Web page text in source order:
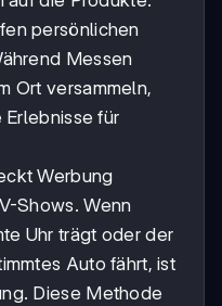
persönlichen
Messen
Ort versammeln,
für
Werbung
Shows. Wenn
Uhr trägt oder der
Auto fährt, ist
Diese Methode